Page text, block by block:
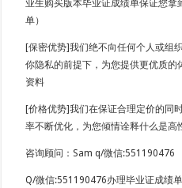
业生购买版本毕业证成绩单保证您
单）
[保密优势]我们绝不向任何个人或组
你隐私的前提下，为您提供更优质的
资料
[价格优势]我们在保证合理定价的同
率不断优化，为您倾情诠释什么是高
咨询顾问：Sam q/微信:551190476
Q/微信:551190476办理毕业证成绩